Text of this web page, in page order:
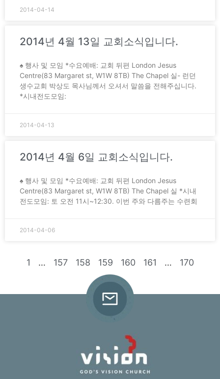
2014-04-14
2014년 4월 13일 교회소식입니다.
♠ 행사 및 모임 *수요예배: 교회 뒤편 London Jesus
Centre(83 Margaret st, W1W 8TB) The Chapel 실- 런던
생수교회 박상도 목사님께서 오셔서 말씀을 전해주십니다.
*시내전도모임:
2014-04-13
2014년 4월 6일 교회소식입니다.
♠ 행사 및 모임 *수요예배: 교회 뒤편 London Jesus
Centre(83 Margaret st, W1W 8TB) The Chapel 실 *시내
전도모임: 토 오전 11시~12:30. 이번 주와 다름주는 수련회
2014-04-06
1 … 157 158 159 160 161 … 170